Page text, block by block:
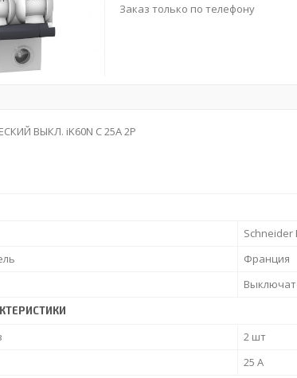
Заказ только по телефону
ВЫКЛ. iK60N C 25A 2P
Schneider
Франция
2 шт
25 А